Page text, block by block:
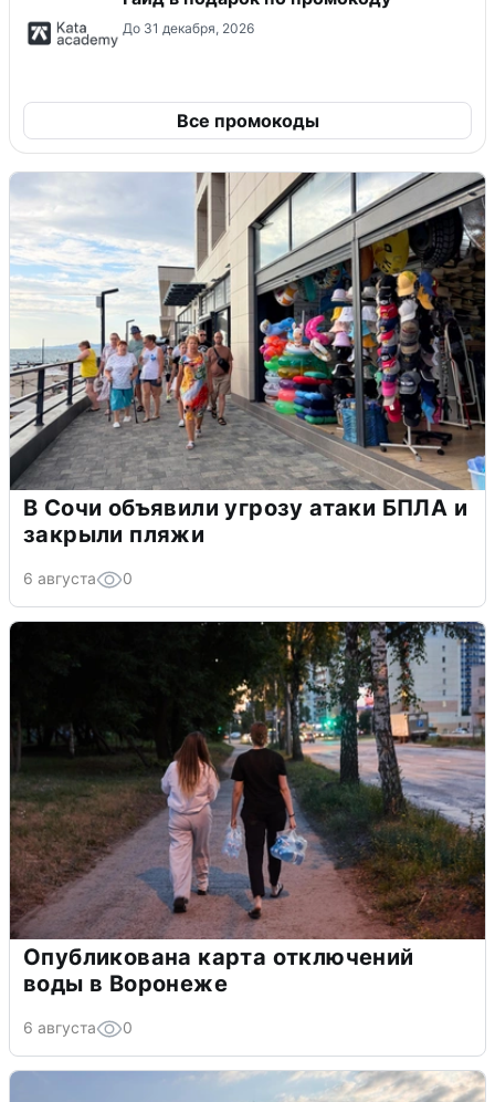
До 31 декабря, 2026
Все промокоды
В Сочи объявили угрозу атаки БПЛА и
закрыли пляжи
6 августа 0
Опубликована карта отключений
воды в Воронеже
6 августа 0